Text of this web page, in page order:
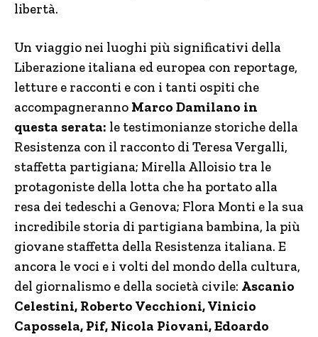
libertà.
Un viaggio nei luoghi più significativi della
Liberazione italiana ed europea con reportage,
letture e racconti e con i tanti ospiti che
accompagneranno Marco Damilano in
questa serata: le testimonianze storiche della
Resistenza con il racconto di Teresa Vergalli,
staffetta partigiana; Mirella Alloisio tra le
protagoniste della lotta che ha portato alla
resa dei tedeschi a Genova; Flora Monti e la sua
incredibile storia di partigiana bambina, la più
giovane staffetta della Resistenza italiana. E
ancora le voci e i volti del mondo della cultura,
del giornalismo e della società civile: Ascanio
Celestini, Roberto Vecchioni, Vinicio
Capossela, Pif, Nicola Piovani, Edoardo